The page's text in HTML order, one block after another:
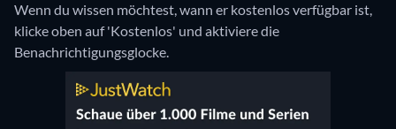
Wenn du wissen möchtest, wann er kostenlos verfügbar ist,
klicke oben auf 'Kostenlos' und aktiviere die
Benachrichtigungsglocke.